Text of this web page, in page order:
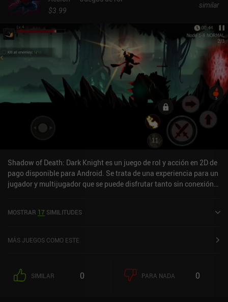
$3.99
similar
Shadow of Death: Dark Knight es un juego de rol y acción en 2D de
pago disponible para Android. Se trata de una experiencia para un
jugador y multijugador que se puede disfrutar tanto sin conexión
de 4,8 sobre 5,0 en Google Play.
MOSTRAR 17 SIMILITUDES
MÁS JUEGOS COMO ESTE
SIMILAR 0 PARA NADA 0